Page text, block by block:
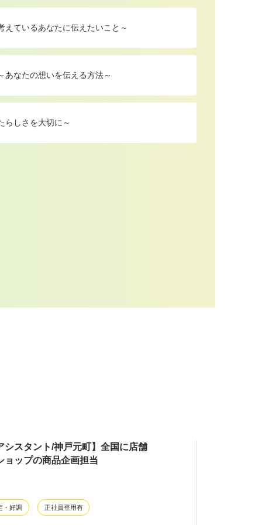
えているあなたに伝えたいこと～
あなたの想いを伝える方法～
らしさを大切に～
シスタント/神戸元町】全国に店舗
ョップの商品企画担当
・好調 正社員登用有